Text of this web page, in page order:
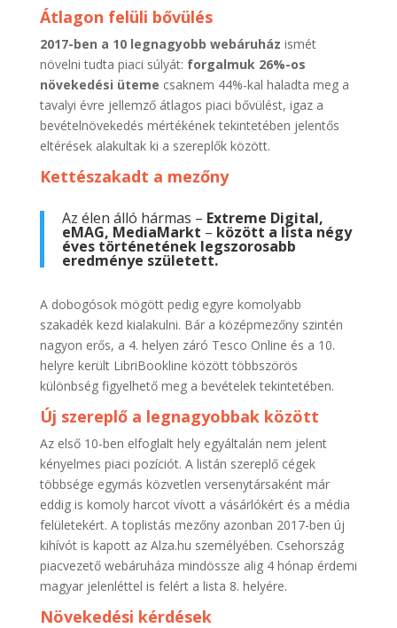
Átlagon felüli bővülés
2017-ben a 10 legnagyobb webáruház ismét
növelni tudta piaci súlyát: forgalmuk 26%-os
növekedési üteme csaknem 44%-kal haladta meg a
tavalyi évre jellemző átlagos piaci bővülést, igaz a
bevételnövekedés mértékének tekintetében jelentős
eltérések alakultak ki a szereplők között.
Kettészakadt a mezőny
Az élen álló hármas – Extreme Digital,
eMAG, MediaMarkt – között a lista négy
éves történetének legszorosabb
eredménye született.
A dobogósok mögött pedig egyre komolyabb
szakadék kezd kialakulni. Bár a középmezőny szintén
nagyon erős, a 4. helyen záró Tesco Online és a 10.
helyre került LibriBookline között többszörös
különbség figyelhető meg a bevételek tekintetében.
Új szereplő a legnagyobbak között
Az első 10-ben elfoglalt hely egyáltalán nem jelent
kényelmes piaci pozíciót. A listán szereplő cégek
többsége egymás közvetlen versenytársaként már
eddig is komoly harcot vívott a vásárlókért és a média
felületekért. A toplistás mezőny azonban 2017-ben új
kihívót is kapott az Alza.hu személyében. Csehország
piacvezető webáruháza mindössze alig 4 hónap érdemi
magyar jelenléttel is felért a lista 8. helyére.
Növekedési kérdések